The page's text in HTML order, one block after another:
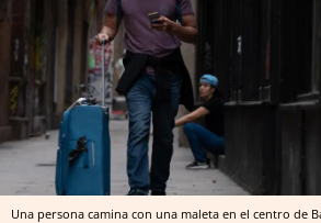
Una persona camina con una maleta en el centro de